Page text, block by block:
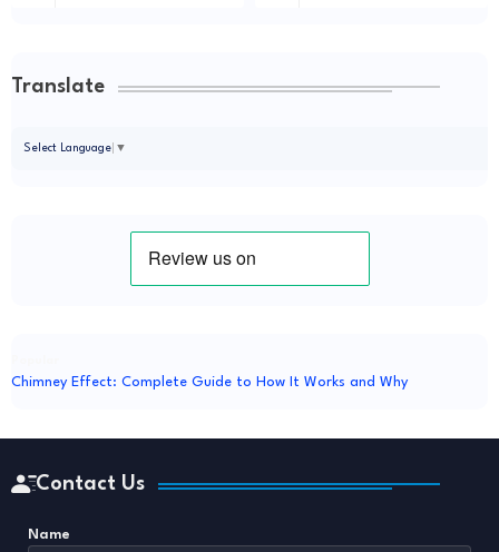
Translate
Select Language ▼
Chimney Effect: Complete Guide to How It Works and Why
Contact Us
Name